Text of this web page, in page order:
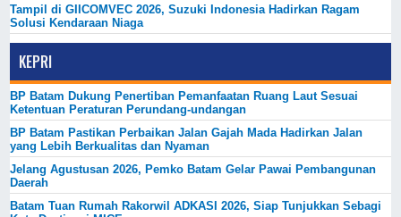
Tampil di GIICOMVEC 2026, Suzuki Indonesia Hadirkan Ragam
Solusi Kendaraan Niaga
KEPRI
BP Batam Dukung Penertiban Pemanfaatan Ruang Laut Sesuai
Ketentuan Peraturan Perundang-undangan
BP Batam Pastikan Perbaikan Jalan Gajah Mada Hadirkan Jalan
yang Lebih Berkualitas dan Nyaman
Jelang Agustusan 2026, Pemko Batam Gelar Pawai Pembangunan
Daerah
Batam Tuan Rumah Rakorwil ADKASI 2026, Siap Tunjukkan Sebagi